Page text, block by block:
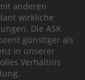
anderen
wirkliche
Die ASK
günstiger als
in unserer
Verhältnis